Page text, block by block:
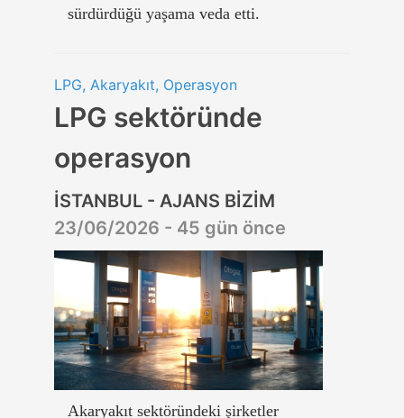
sürdürdüğü yaşama veda etti.
LPG, Akaryakıt, Operasyon
LPG sektöründe
operasyon
İSTANBUL - AJANS BİZİM
23/06/2026 - 45 gün önce
Akaryakıt sektöründeki şirketler